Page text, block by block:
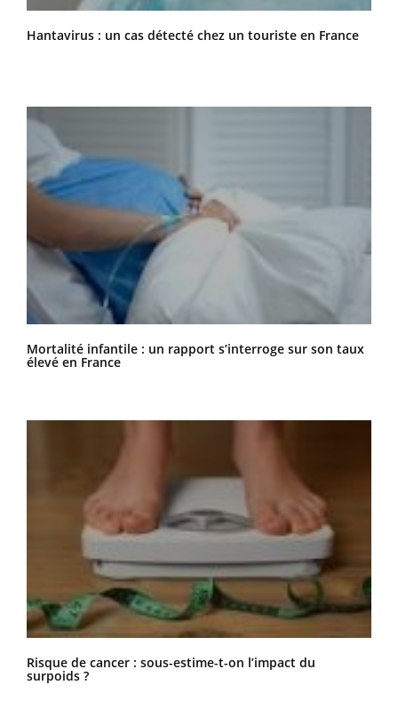
Hantavirus : un cas détecté chez un touriste en France
Mortalité infantile : un rapport s’interroge sur son taux
élevé en France
Risque de cancer : sous-estime-t-on l’impact du
surpoids ?